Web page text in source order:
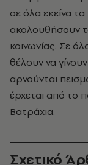
σε όλα εκείνα
ακολουθήσουν
κοινωνίας. Σε
θέλουν να
αρνούνται
έρχεται από το
Βατράχια.
Σχετικό